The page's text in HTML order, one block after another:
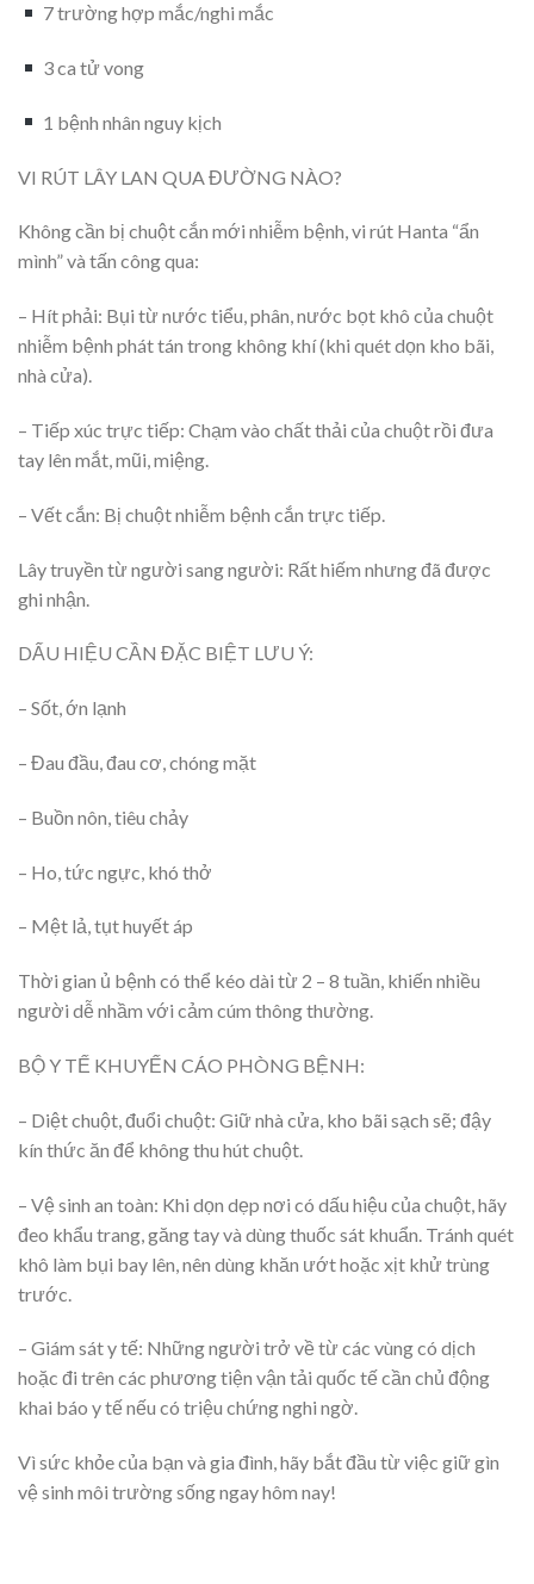
7 trường hợp mắc/nghi mắc
3 ca tử vong
1 bệnh nhân nguy kịch
VI RÚT LÂY LAN QUA ĐƯỜNG NÀO?
Không cần bị chuột cắn mới nhiễm bệnh, vi rút Hanta “ẩn
mình” và tấn công qua:
– Hít phải: Bụi từ nước tiểu, phân, nước bọt khô của chuột
nhiễm bệnh phát tán trong không khí (khi quét dọn kho bãi,
nhà cửa).
– Tiếp xúc trực tiếp: Chạm vào chất thải của chuột rồi đưa
tay lên mắt, mũi, miệng.
– Vết cắn: Bị chuột nhiễm bệnh cắn trực tiếp.
Lây truyền từ người sang người: Rất hiếm nhưng đã được
ghi nhận.
DẤU HIỆU CẦN ĐẶC BIỆT LƯU Ý:
– Sốt, ớn lạnh
– Đau đầu, đau cơ, chóng mặt
– Buồn nôn, tiêu chảy
– Ho, tức ngực, khó thở
– Mệt lả, tụt huyết áp
Thời gian ủ bệnh có thể kéo dài từ 2 – 8 tuần, khiến nhiều
người dễ nhầm với cảm cúm thông thường.
BỘ Y TẾ KHUYẾN CÁO PHÒNG BỆNH:
– Diệt chuột, đuổi chuột: Giữ nhà cửa, kho bãi sạch sẽ; đậy
kín thức ăn để không thu hút chuột.
– Vệ sinh an toàn: Khi dọn dẹp nơi có dấu hiệu của chuột, hãy
đeo khẩu trang, găng tay và dùng thuốc sát khuẩn. Tránh quét
khô làm bụi bay lên, nên dùng khăn ướt hoặc xịt khử trùng
trước.
– Giám sát y tế: Những người trở về từ các vùng có dịch
hoặc đi trên các phương tiện vận tải quốc tế cần chủ động
khai báo y tế nếu có triệu chứng nghi ngờ.
Vì sức khỏe của bạn và gia đình, hãy bắt đầu từ việc giữ gìn
vệ sinh môi trường sống ngay hôm nay!